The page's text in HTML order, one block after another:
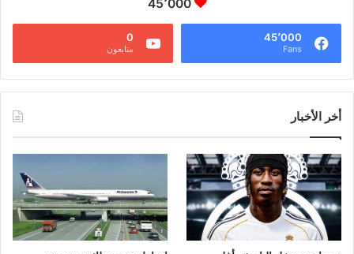
45٬000
45٬000
Fans
0
متابعون
أخر الأخبار